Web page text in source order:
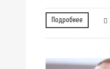
Подробнее